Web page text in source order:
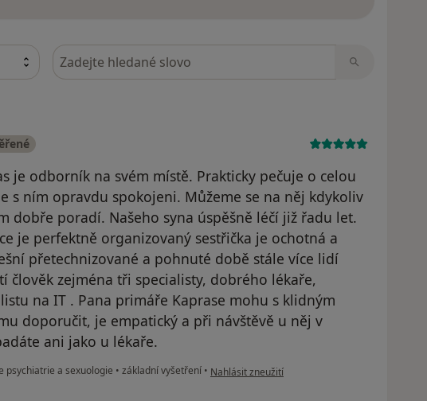
Hledejte v názorech
je odborník na svém místě. Prakticky pečuje o celou
s ním opravdu spokojeni. Můžeme se na něj kdykoliv
dobře poradí. Našeho syna úspěšně léčí již řadu let.
je perfektně organizovaný sestřička je ochotná a
přetechnizované a pohnuté době stále více lidí
člověk zejména tři specialisty, dobrého lékaře,
na IT . Pana primáře Kaprase mohu s klidným
doporučit, je empatický a při návštěvě u něj v
ani jako u lékaře.
psychiatrie a sexuologie • základní vyšetření • podle názoru uživatele V.Ch.
Nahlásit zneužití